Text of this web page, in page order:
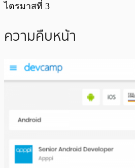
ไตรมาสที่ 3
ความคืบหน้า